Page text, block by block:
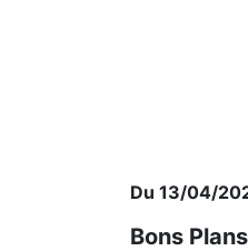
Du 13/04/
Bons Plans